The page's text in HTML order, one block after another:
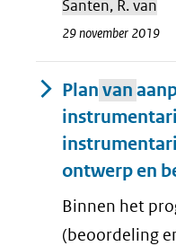
Santen, R. van
29 november 2019
Plan van
ontwerp en
Binnen het
(beoordeling